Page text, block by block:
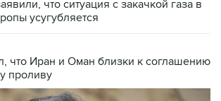
что ситуация с закачкой газа в
усугубляется
что Иран и Оман близки к соглашению
проливу